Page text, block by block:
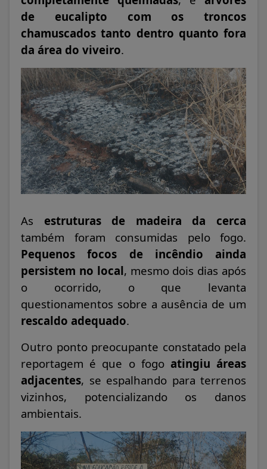
de eucalipto com os troncos
chamuscados tanto dentro quanto fora
da área do viveiro.
As estruturas de madeira da cerca
também foram consumidas pelo fogo.
Pequenos focos de incêndio ainda
persistem no local, mesmo dois dias após
o ocorrido, o que levanta
questionamentos sobre a ausência de um
rescaldo adequado.
Outro ponto preocupante constatado pela
reportagem é que o fogo atingiu áreas
adjacentes, se espalhando para terrenos
vizinhos, potencializando os danos
ambientais.